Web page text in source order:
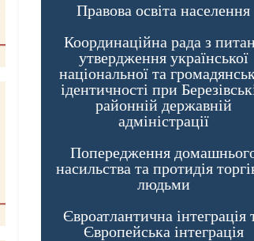
Правова освіта населення
Координаційна рада з
утвердження української
національної та
ідентичності при
районній державній
адміністрації
Попередження
насильства та протидія
людьми
Євроатлантична інтеграція
Європейська інтеграція